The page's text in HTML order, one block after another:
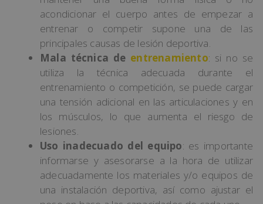
acondicionar el cuerpo antes de empezar a
entrenar o competir supone una de las
principales causas de lesión deportiva.
Mala técnica de entrenamiento: si no se
utiliza la técnica adecuada durante el
entrenamiento o competición, se puede cargar
una tensión adicional en las articulaciones y en
los músculos, lo que aumenta el riesgo de
lesiones.
Uso inadecuado del equipo: es importante
informarse y asesorarse a la hora de utilizar
adecuadamente los materiales y/o equipos de
una instalación deportiva, así como ajustar el